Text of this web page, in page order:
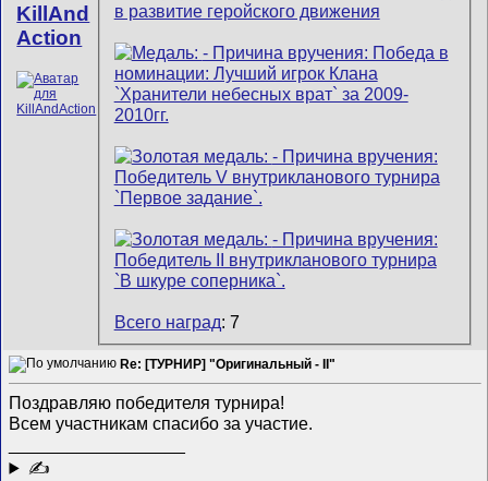
KillAnd
Action
Всего наград: 7
Re: [ТУРНИР] "Оригинальный - II"
Поздравляю победителя турнира!
Всем участникам спасибо за участие.
✍